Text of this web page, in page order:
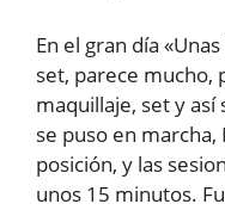
En el gran día
set, parece mucho,
maquillaje, set y
se puso en marcha,
posición, y las
unos 15 minutos.